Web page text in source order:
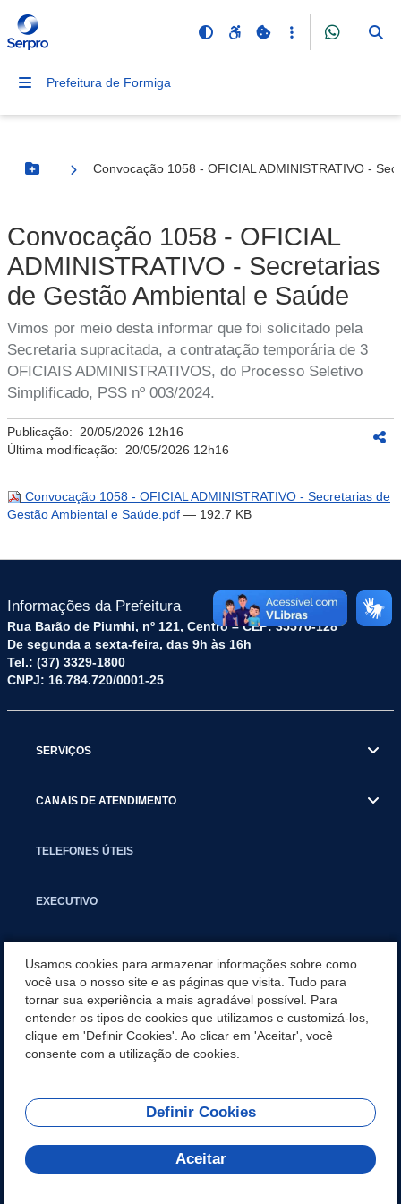
Prefeitura de Formiga
Botão Menu
Convocação 1058 - OFICIAL ADMINISTRATIVO -
Convocação 1058 - OFICIAL
ADMINISTRATIVO - Secretarias
de Gestão Ambiental e Saúde
Vimos por meio desta informar que foi solicitado pela
Secretaria supracitada, a contratação temporária de 3
OFICIAIS ADMINISTRATIVOS, do Processo Seletivo
Simplificado, PSS nº 003/2024.
Publicação: 20/05/2026 12h16
Última modificação: 20/05/2026 12h16
Convocação 1058 - OFICIAL ADMINISTRATIVO - Secretarias de
Gestão Ambiental e Saúde.pdf — 192.7 KB
Informações da Prefeitura
Rua Barão de Piumhi, nº 121, Centro – CEP: 35570-128
De segunda a sexta-feira, das 9h às 16h
Tel.: (37) 3329-1800
CNPJ: 16.784.720/0001-25
SERVIÇOS
CANAIS DE ATENDIMENTO
TELEFONES ÚTEIS
EXECUTIVO
APLICATIVO
SECRETARIAS
REDES SOCIAIS
Usamos cookies para armazenar informações sobre como
você usa o nosso site e as páginas que visita. Tudo para
tornar sua experiência a mais agradável possível. Para
entender os tipos de cookies que utilizamos e customizá-los,
clique em 'Definir Cookies'. Ao clicar em 'Aceitar', você
consente com a utilização de cookies.
Definir Cookies
Aceitar